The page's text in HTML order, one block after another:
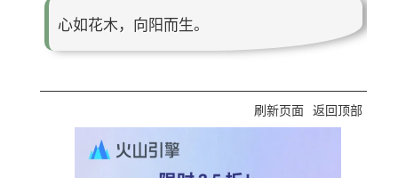
心如花木，向阳而生。
刷新页面 返回顶部